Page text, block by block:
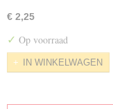
€ 2,25
✓ Op voorraad
IN WINKELWAGEN